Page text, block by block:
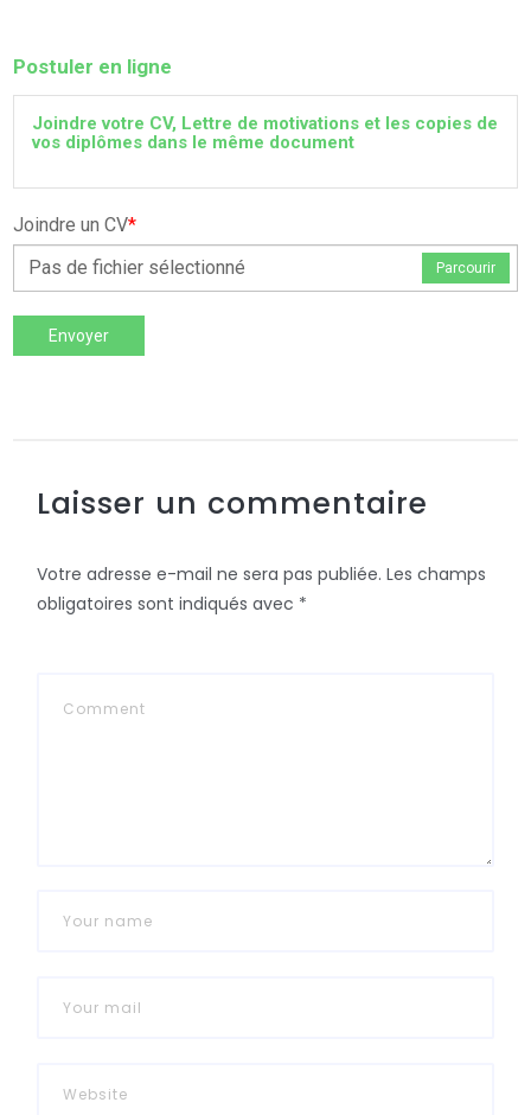
Postuler en ligne
Joindre votre CV, Lettre de motivations et les copies de
vos diplômes dans le même document
Joindre un CV*
Pas de fichier sélectionné
Parcourir
Envoyer
Laisser un commentaire
Votre adresse e-mail ne sera pas publiée. Les champs
obligatoires sont indiqués avec *